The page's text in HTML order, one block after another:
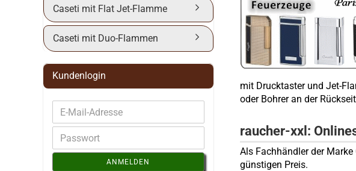
mit Drucktaster und Jet-
oder Bohrer an der
raucher-xxl:
Als Fachhändler der
günstigen Preis.
Caseti mit Flat Jet-Flamme
Caseti mit Duo-Flammen
Kundenlogin
ANMELDEN